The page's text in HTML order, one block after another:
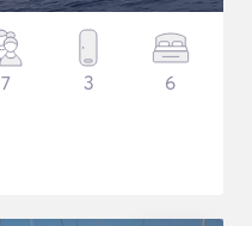
7 3 6